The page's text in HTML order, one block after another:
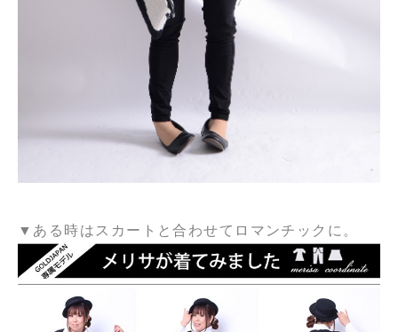
▼ある時はスカートと合わせてロマンチックに。